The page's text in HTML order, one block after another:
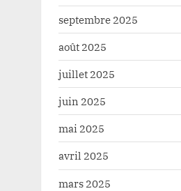
septembre 2025
août 2025
juillet 2025
juin 2025
mai 2025
avril 2025
mars 2025